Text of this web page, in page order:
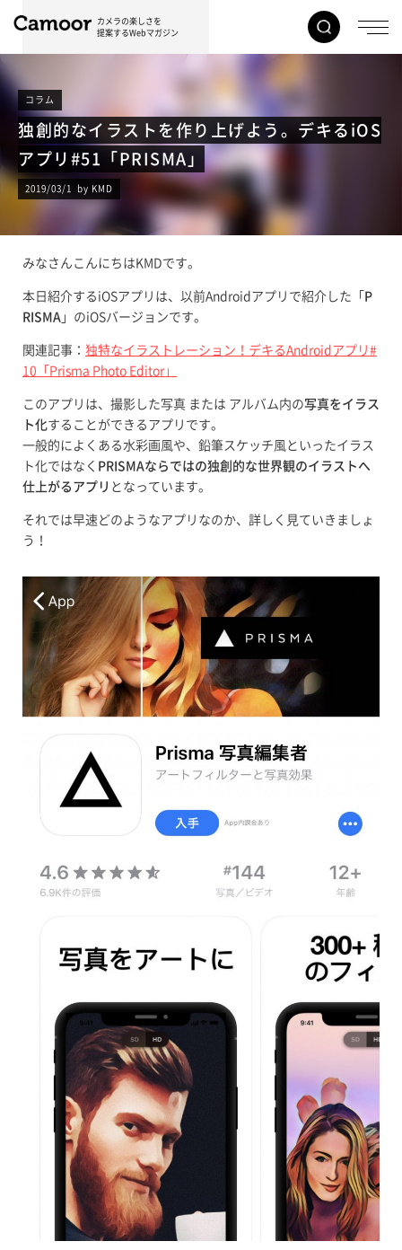
カメラの楽しさを
提案するWebマガジン
コラム
独創的なイラストを作り上げよう。デキるiOS
アプリ#51「PRISMA」
2019/03/1 by KMD
みなさんこんにちはKMDです。
本日紹介するiOSアプリは、以前Androidアプリで紹介した「 P
RISMA 」のiOSバージョンです。
関連記事： 独特なイラストレーション！デキるAndroidアプリ#
10「Prisma Photo Editor」
このアプリは、撮影した写真 または アルバム内の写真をイラス
ト化することができるアプリです。
一般的によくある水彩画風や、鉛筆スケッチ風といったイラス
ト化ではなく PRISMAならではの独創的な世界観のイラストへ
仕上がるアプリ となっています。
それでは早速どのようなアプリなのか、詳しく見ていきましょ
う！